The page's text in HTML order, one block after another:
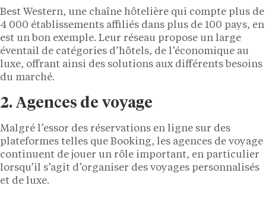
Best Western, une chaîne hôtelière qui compte plus de
4 000 établissements affiliés dans plus de 100 pays, en
est un bon exemple. Leur réseau propose un large
éventail de catégories d’hôtels, de l’économique au
luxe, offrant ainsi des solutions aux différents besoins
du marché.
2. Agences de voyage
Malgré l’essor des réservations en ligne sur des
plateformes telles que Booking, les agences de voyage
continuent de jouer un rôle important, en particulier
lorsqu’il s’agit d’organiser des voyages personnalisés
et de luxe.